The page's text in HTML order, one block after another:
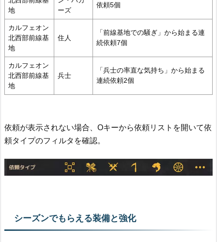
地
ーズ
依頼5個
カルフェオン
北西部前線基
地
住人
「前線基地での騒ぎ」から始まる連
続依頼7個
カルフェオン
北西部前線基
地
兵士
「兵士の率直な気持ち」から始まる
連続依頼2個
依頼が表示されない場合、Oキーから依頼リストを開いて依
頼タイプのフィルタを確認。
シーズンでもらえる装備と強化